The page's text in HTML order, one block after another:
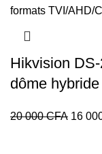
000
Hikvision
dôme
20 000CFA Le
16